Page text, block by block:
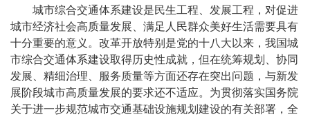
城市综合交通体系建设是民生工程、发展工程，对促进
城市经济社会高质量发展、满足人民群众美好生活需要具有
十分重要的意义。改革开放特别是党的十八大以来，我国城
市综合交通体系建设取得历史性成就，但在统筹规划、协同
发展、精细治理、服务质量等方面还存在突出问题，与新发
展阶段城市高质量发展的要求还不适应。为贯彻落实国务院
关于进一步规范城市交通基础设施规划建设的有关部署，全